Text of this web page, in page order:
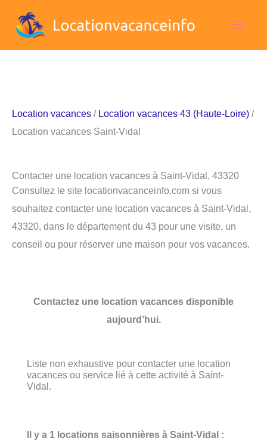
Location vacances / Location vacances 43 (Haute-Loire) /
Location vacances Saint-Vidal
Contacter une location vacances à Saint-Vidal, 43320
Consultez le site locationvacanceinfo.com si vous
souhaitez contacter une location vacances à Saint-Vidal,
43320, dans le département du 43 pour une visite, un
conseil ou pour réserver une maison pour vos vacances.
Contactez une location vacances disponible
aujourd’hui.
Liste non exhaustive pour contacter une location
vacances ou service lié à cette activité à Saint-
Vidal.
Il y a 1 locations saisonnières à Saint-Vidal :